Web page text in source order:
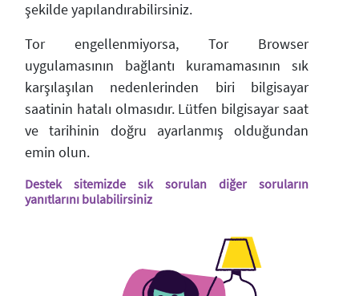
şekilde yapılandırabilirsiniz.
Tor engellenmiyorsa, Tor Browser
uygulamasının bağlantı kuramamasının sık
karşılaşılan nedenlerinden biri bilgisayar
saatinin hatalı olmasıdır. Lütfen bilgisayar saat
ve tarihinin doğru ayarlanmış olduğundan
emin olun.
Destek sitemizde sık sorulan diğer soruların
yanıtlarını bulabilirsiniz